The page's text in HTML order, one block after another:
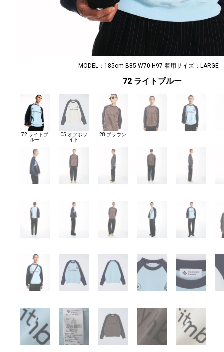
MODEL：185cm B85 W70 H97 着用サイズ：LARGE
72 ライトブルー
72 ライトブ
ルー
05 オフホワ
イト
28 ブラウン